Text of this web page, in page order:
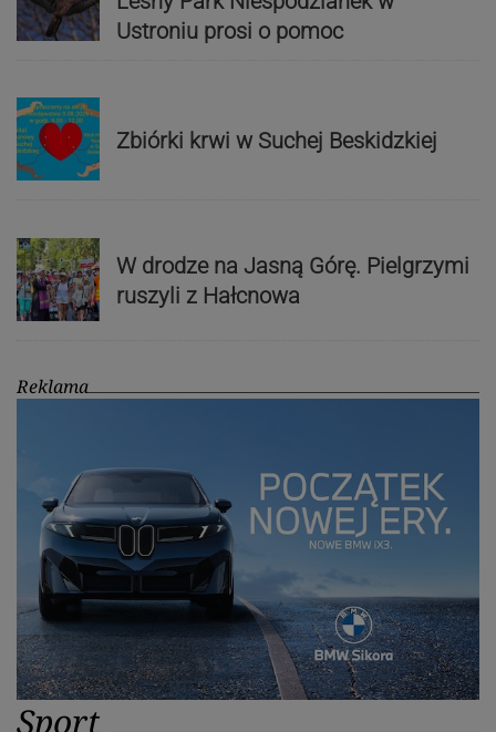
Ustroniu prosi o pomoc
Zbiórki krwi w Suchej Beskidzkiej
W drodze na Jasną Górę. Pielgrzymi
ruszyli z Hałcnowa
Reklama
Sport